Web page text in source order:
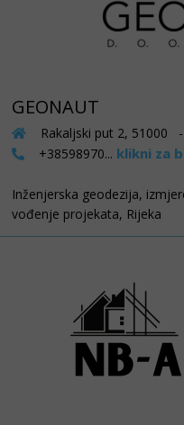
GEONAUT
Rakaljski put 2, 51000
+38598970... klikni za
Inženjerska geodezija,
vođenje projekata, Rijeka